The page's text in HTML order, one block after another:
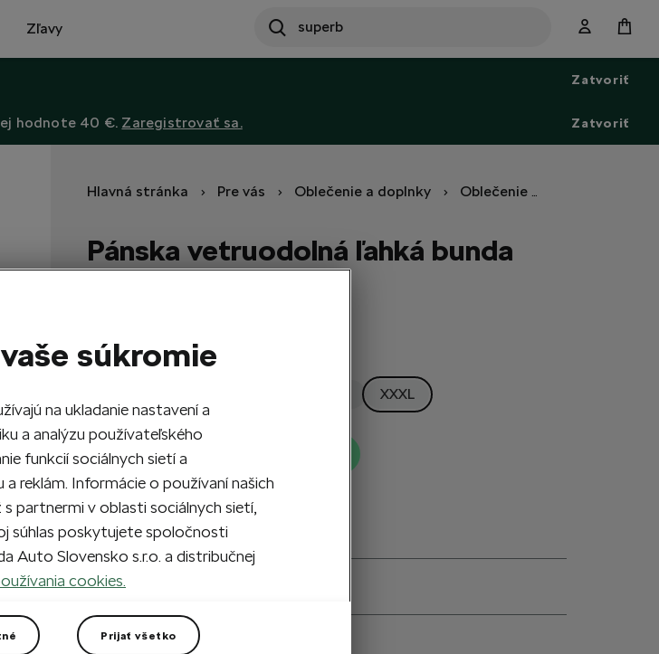
Zľavy
Zatvoriť
hodnote 40 €. Zaregistrovať sa. Zatvoriť
Hlavná stránka Pre vás Oblečenie a doplnky Oblečenie
Pánska vetruodolná ľahká bunda
48,20
XXXL
1
Na sklade
Máte otázku?
Technické špecifikácie
súkromie
na ukladanie nastavení a
a analýzu používateľského
funkcií sociálnych sietí a
a reklám. Informácie o používaní našich
partnermi v oblasti sociálnych sietí,
súhlas poskytujete spoločnosti
Auto Slovensko s.r.o. a distribučnej
cookies.
Prijať všetko